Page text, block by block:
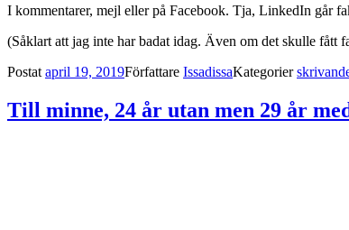
I kommentarer, mejl eller på Facebook. Tja, LinkedIn går
(Såklart att jag inte har badat idag. Även om det skulle fått
Postat april 19, 2019Författare IssadissaKategorier
Till minne, 24 år utan men 29 år